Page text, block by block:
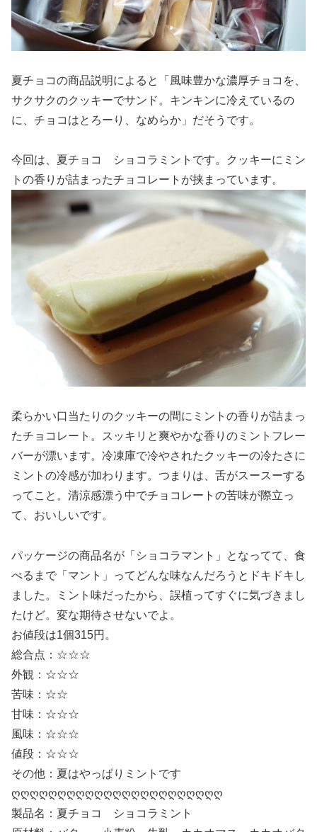
夏チョコの商品説明によると「風味豊かな濃厚チョコを、
サクサクのクッキーでサンド。キンキンに冷えているの
に、チョコはとろーり、なめらか」だそうです。
今回は、夏チョコ ショコラミントです。クッキーにミン
トの香りが詰まったチョコレートが挟まっています。
柔らかい口当たりのクッキーの間にミントの香りが詰まっ
たチョコレート。スッキリと爽やかな香りのミントフレー
バーが漂います。冷凍庫で冷やされたクッキーの冷たさに
ミントの冷感が加わります。つまりは、舌がスースーする
ってこと。清涼感漂う中でチョコレートの苦味が際立っ
て、おいしいです。
パッケージの商品名が「ショコラマント」となってて、食
べるまで「マント」ってどんな味なんだろうとドキドキし
ました。ミント味だったから、誤植ってすぐに気づきまし
たけど。変な期待させないでよ。
お値段は1個315円。
総合点：☆☆☆
外観：☆☆☆
苦味：☆☆
甘味：☆☆☆
風味：☆☆☆
値段：☆☆☆
その他：夏はやっぱりミントです
ღღღღღღღღღღღღღღღღღღღღღღღ
製品名：夏チョコ ショコラミント